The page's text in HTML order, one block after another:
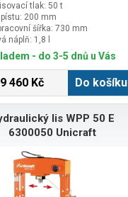
tlak: 50 t
200 mm
šířka: 730 mm
náplň: 1,8 l
- do 3-5 dnů u Vás
460 Kč Do košíku
lis WPP 50 E
6300050 Unicraft